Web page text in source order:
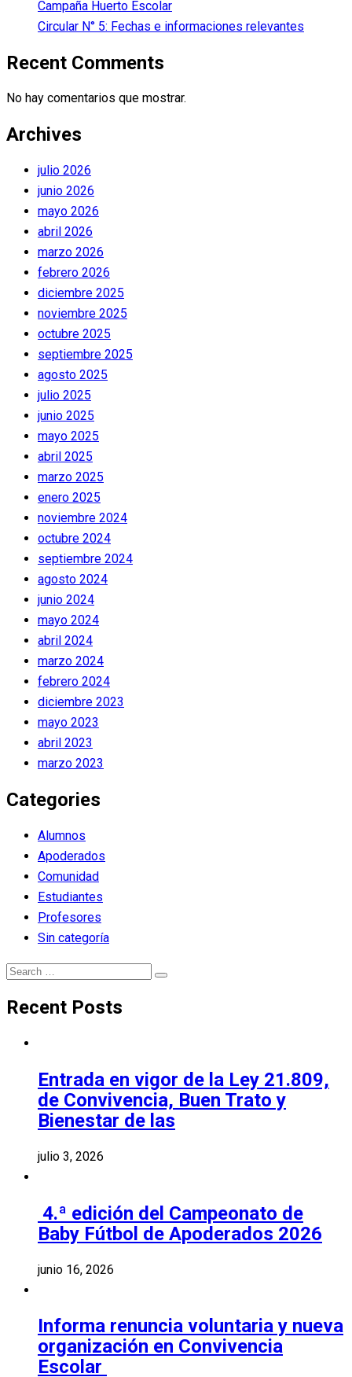
Campaña Huerto Escolar
Circular N° 5: Fechas e informaciones relevantes
Recent Comments
No hay comentarios que mostrar.
Archives
julio 2026
junio 2026
mayo 2026
abril 2026
marzo 2026
febrero 2026
diciembre 2025
noviembre 2025
octubre 2025
septiembre 2025
agosto 2025
julio 2025
junio 2025
mayo 2025
abril 2025
marzo 2025
enero 2025
noviembre 2024
octubre 2024
septiembre 2024
agosto 2024
junio 2024
mayo 2024
abril 2024
marzo 2024
febrero 2024
diciembre 2023
mayo 2023
abril 2023
marzo 2023
Categories
Alumnos
Apoderados
Comunidad
Estudiantes
Profesores
Sin categoría
Search
Search
Recent Posts
Entrada en vigor de la Ley 21.809,
de Convivencia, Buen Trato y
Bienestar de las
julio 3, 2026
4.ª edición del Campeonato de
Baby Fútbol de Apoderados 2026
junio 16, 2026
Informa renuncia voluntaria y nueva
organización en Convivencia
Escolar